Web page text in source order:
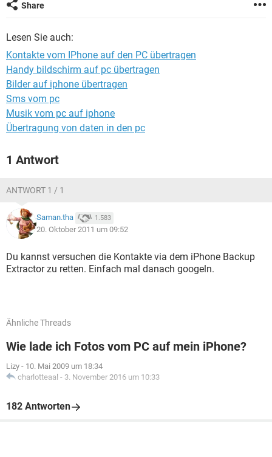
Share
Lesen Sie auch:
Kontakte vom IPhone auf den PC übertragen
Handy bildschirm auf pc übertragen
Bilder auf iphone übertragen
Sms vom pc
Musik vom pc auf iphone
Übertragung von daten in den pc
1 Antwort
ANTWORT 1 / 1
Saman.tha 1.583
20. Oktober 2011 um 09:52
Du kannst versuchen die Kontakte via dem iPhone Backup
Extractor zu retten. Einfach mal danach googeln.
Ähnliche Threads
Wie lade ich Fotos vom PC auf mein iPhone?
Lizy - 10. Mai 2009 um 18:34
charlotteaal - 3. November 2016 um 10:33
182 Antworten